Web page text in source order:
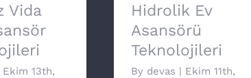
Vida
Ekim 13th,
Hidrolik Ev
Asansörü
Teknolojileri
By devas | Ekim 11th,